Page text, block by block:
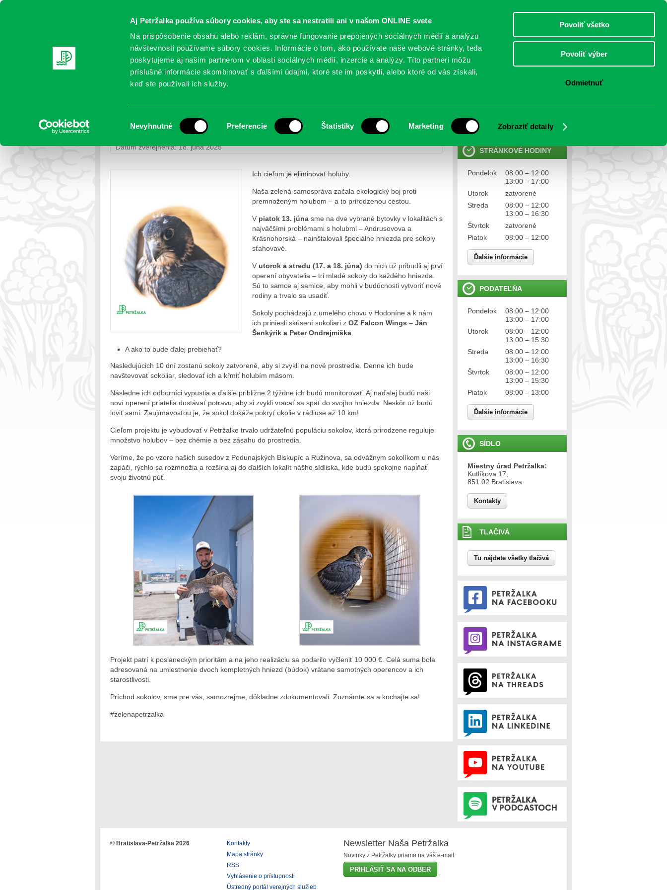
Aj Petržalka používa súbory cookies, aby ste sa nestratili ani v našom ONLINE svete
Na prispôsobenie obsahu alebo reklám, správne fungovanie prepojených sociálnych médií a analýzu
návštevnosti používame súbory cookies. Informácie o tom, ako používate naše webové stránky, teda
poskytujeme aj našim partnerom v oblasti sociálnych médií, inzercie a analýzy. Títo partneri môžu
príslušné informácie skombinovať s ďalšími údajmi, ktoré ste im poskytli, alebo ktoré od vás získali,
keď ste používali ich služby.
súhlasu
Nevyhnutné Preferencie Štatistiky Marketing Zobraziť detaily
Povoliť všetko
Povoliť výber
Odmietnuť
Oficiálne stránky
PETRŽALSKÉ KONTO
AKTUALITY SAMOSPRÁVA ORGANIZÁCIE OBLASTI NOVINY MAPY TLAČIVÁ KONTAKTY
Ochrana osobných údajov
STRÁNKOVÉ HODINY
Pondelok
08:00 – 12:00
13:00 – 17:00
Utorok
zatvorené
Streda
08:00 – 12:00
13:00 – 16:30
Štvrtok
zatvorené
Piatok
08:00 – 12:00
Ďalšie informácie
PODATEĽŇA
Pondelok
08:00 – 12:00
13:00 – 17:00
Utorok
08:00 – 12:00
13:00 – 15:30
Streda
08:00 – 12:00
13:00 – 16:30
Štvrtok
08:00 – 12:00
13:00 – 15:30
Piatok
08:00 – 13:00
Ďalšie informácie
SÍDLO
Miestny úrad Petržalka:
Kutlíkova 17,
851 02 Bratislava
Kontakty
TLAČIVÁ
Tu nájdete všetky tlačivá
Sokoly sťahovavé prileteli do Petržalky
Petržalka>Život v samospráve
> Sokoly sťahovavé prileteli do Petržalky
Dátum zverejnenia: 18. júna 2025
Ich cieľom je eliminovať holuby.
Naša zelená samospráva začala ekologický boj proti
premnoženým holubom – a to prirodzenou cestou.
V piatok 13. júna sme na dve vybrané bytovky v lokalitách s
najväčšími problémami s holubmi – Andrusovova a
Krásnohorská – nainštalovali špeciálne hniezda pre sokoly
sťahovavé.
V utorok a stredu (17. a 18. júna) do nich už pribudli aj prví
operení obyvatelia – tri mladé sokoly do každého hniezda.
Sú to samce aj samice, aby mohli v budúcnosti vytvoriť nové
rodiny a trvalo sa usadiť.
Sokoly pochádzajú z umelého chovu v Hodoníne a k nám
ich priniesli skúsení sokoliari z OZ Falcon Wings – Ján
Šenkýrik a Peter Ondrejmiška
A ako to bude ďalej prebiehať?
Nasledujúcich 10 dní zostanú sokoly zatvorené, aby si zvykli na nové prostredie. Denne ich bude
navštevovať sokoliar, sledovať ich a kŕmiť holubím mäsom.
Následne ich odborníci vypustia a ďalšie približne 2 týždne ich budú monitorovať. Aj naďalej budú naši
noví operení priatelia dostávať potravu, aby si zvykli vracať sa späť do svojho hniezda. Neskôr už budú
loviť sami. Zaujímavosťou je, že sokol dokáže pokryť okolie v rádiuse až 10 km!
Cieľom projektu je vybudovať v Petržalke trvalo udržateľnú populáciu sokolov, ktorá prirodzene reguluje
množstvo holubov – bez chémie a bez zásahu do prostredia.
Veríme, že po vzore našich susedov z Podunajských Biskupíc a Ružinova, sa odvážnym sokolíkom u nás
zapáči, rýchlo sa rozmnožia a rozšíria aj do ďalších lokalít nášho sídliska, kde budú spokojne napĺňať
svoju životnú púť.
Projekt patrí k poslaneckým prioritám a na jeho realizáciu sa podarilo vyčleniť 10 000 €. Celá suma bola
adresovaná na umiestnenie dvoch kompletných hniezd (búdok) vrátane samotných operencov a ich
starostlivosti.
Príchod sokolov, sme pre vás, samozrejme, dôkladne zdokumentovali. Zoznámte sa a kochajte sa!
#zelenapetrzalka
© Bratislava-Petržalka 2026
Kontakty
Mapa stránky
RSS
Vyhlásenie o prístupnosti
Ústredný portál verejných služieb
Newsletter Naša Petržalka
Novinky z Petržalky priamo na váš e-mail.
PRIHLÁSIŤ SA NA ODBER